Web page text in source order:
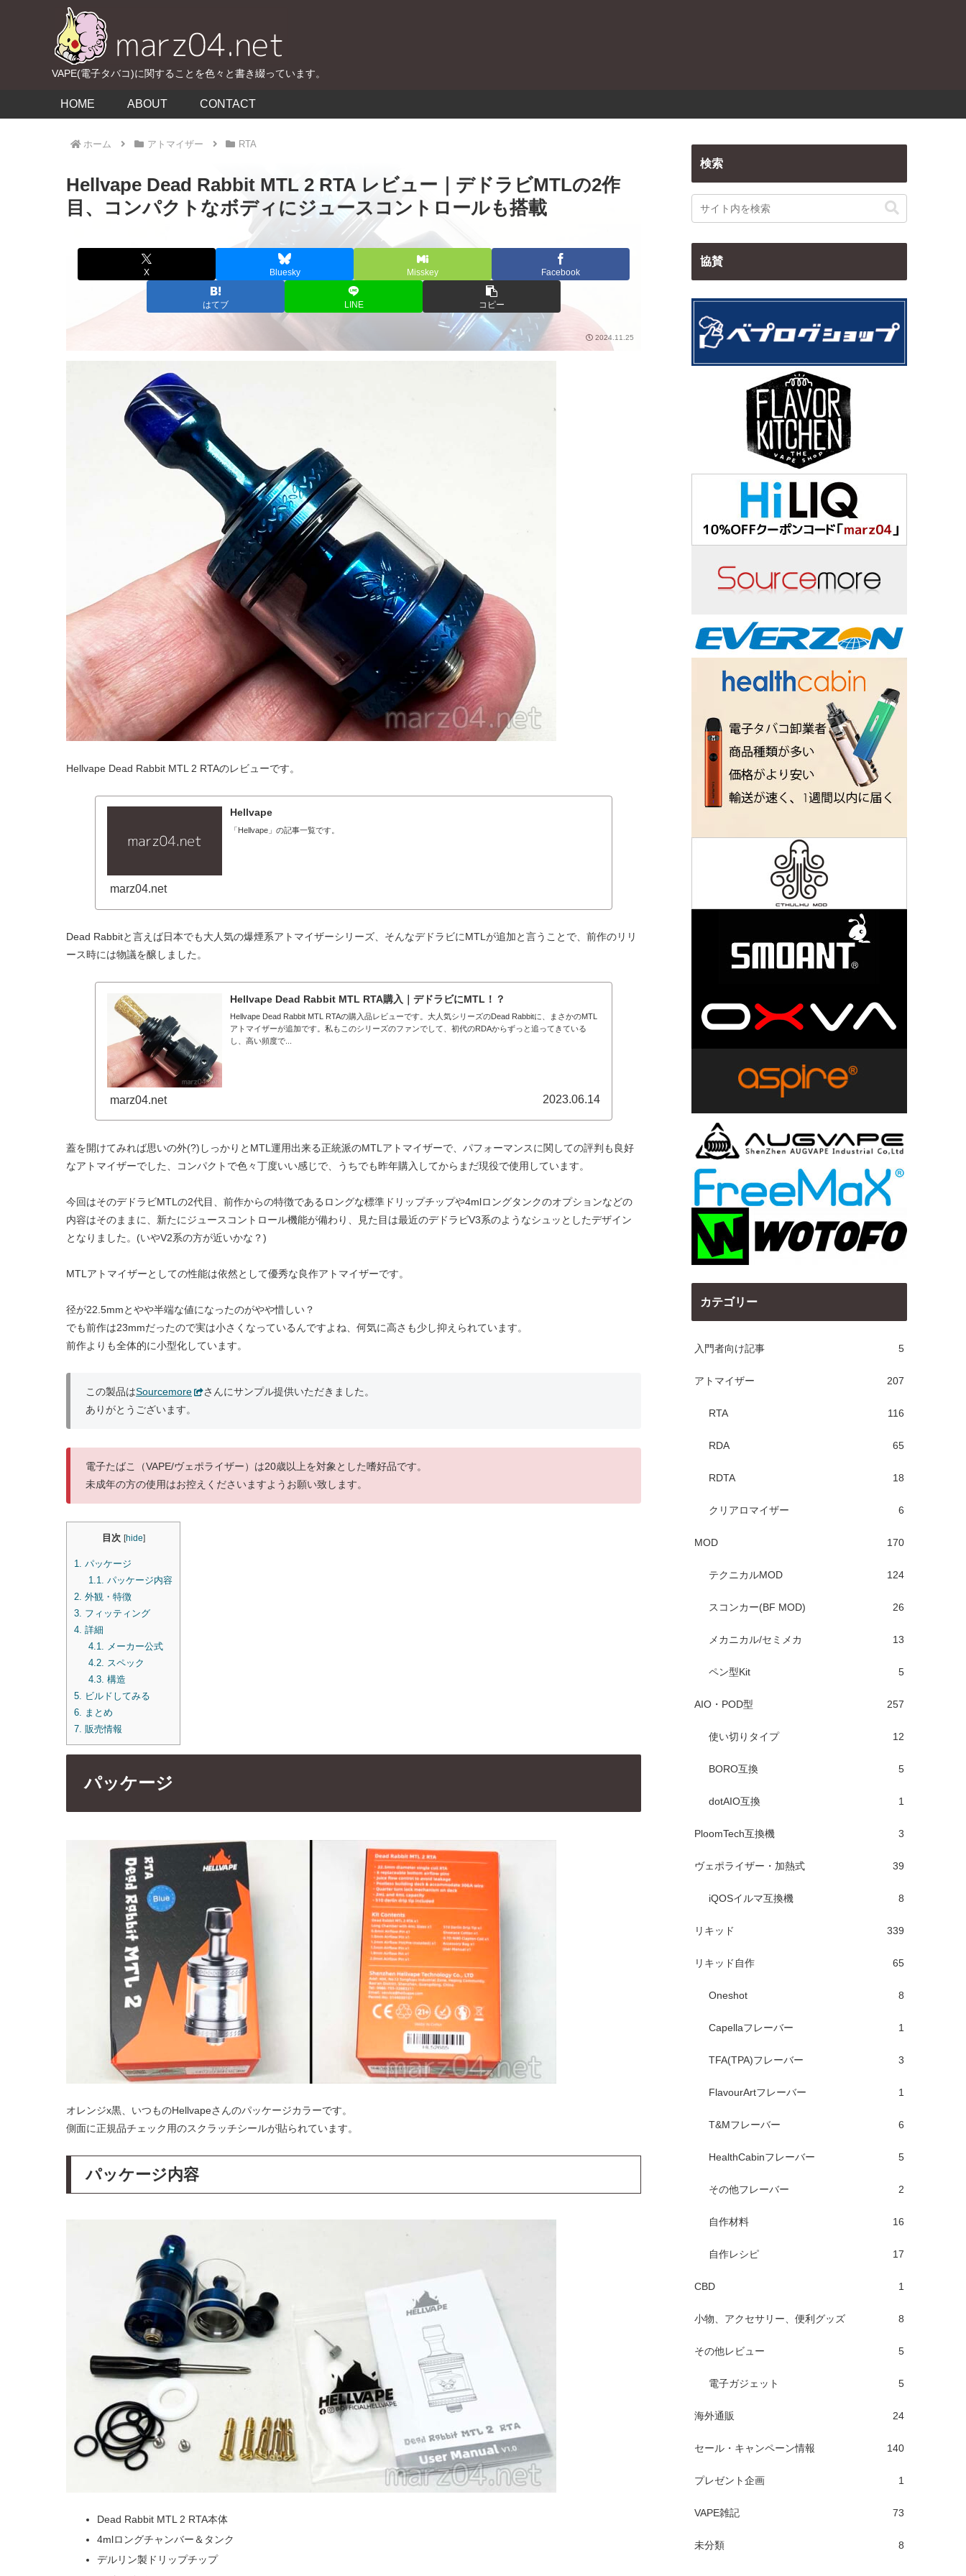
VAPE(電子タバコ)に関することを色々と書き綴っています。
HOME ABOUT CONTACT
ホーム アトマイザー RTA
Hellvape Dead Rabbit MTL 2 RTA レビュー｜デドラビMTLの2作
目、コンパクトなボディにジュースコントロールも搭載
X Bluesky Misskey Facebook
はてブ LINE コピー
2024.11.25
Hellvape Dead Rabbit MTL 2 RTAのレビューです。
Hellvape
「Hellvape」の記事一覧です。
marz04.net
Dead Rabbitと言えば日本でも大人気の爆煙系アトマイザーシリーズ、そんなデドラビにMTLが追加と言うことで、前作のリリ
ース時には物議を醸しました。
Hellvape Dead Rabbit MTL RTA購入｜デドラビにMTL！？
Hellvape Dead Rabbit MTL RTAの購入品レビューです。大人気シリーズのDead Rabbitに、まさかのMTL
アトマイザーが追加です。私もこのシリーズのファンでして、初代のRDAからずっと追ってきている
し、高い頻度で...
marz04.net 2023.06.14
蓋を開けてみれば思いの外(?)しっかりとMTL運用出来る正統派のMTLアトマイザーで、パフォーマンスに関しての評判も良好
なアトマイザーでした、コンパクトで色々丁度いい感じで、うちでも昨年購入してからまだ現役で使用しています。
今回はそのデドラビMTLの2代目、前作からの特徴であるロングな標準ドリップチップや4mlロングタンクのオプションなどの
内容はそのままに、新たにジュースコントロール機能が備わり、見た目は最近のデドラビV3系のようなシュッとしたデザイン
となりました。(いやV2系の方が近いかな？)
MTLアトマイザーとしての性能は依然として優秀な良作アトマイザーです。
径が22.5mmとやや半端な値になったのがやや惜しい？
でも前作は23mmだったので実は小さくなっているんですよね、何気に高さも少し抑えられています。
前作よりも全体的に小型化しています。
この製品はSourcemore
さんにサンプル提供いただきました。
ありがとうございます。
電子たばこ（VAPE/ヴェポライザー）は20歳以上を対象とした嗜好品です。
未成年の方の使用はお控えくださいますようお願い致します。
目次 [hide]
1. パッケージ
1.1. パッケージ内容
2. 外観・特徴
3. フィッティング
4. 詳細
4.1. メーカー公式
4.2. スペック
4.3. 構造
5. ビルドしてみる
6. まとめ
7. 販売情報
パッケージ
オレンジx黒、いつものHellvapeさんのパッケージカラーです。
側面に正規品チェック用のスクラッチシールが貼られています。
パッケージ内容
Dead Rabbit MTL 2 RTA本体
4mlロングチャンバー＆タンク
デルリン製ドリップチップ
検索
協賛
カテゴリー
入門者向け記事 5
アトマイザー 207
RTA 116
RDA 65
RDTA 18
クリアロマイザー 6
MOD 170
テクニカルMOD 124
スコンカー(BF MOD) 26
メカニカル/セミメカ 13
ペン型Kit 5
AIO・POD型 257
使い切りタイプ 12
BORO互換 5
dotAIO互換 1
PloomTech互換機 3
ヴェポライザー・加熱式 39
iQOSイルマ互換機 8
リキッド 339
リキッド自作 65
Oneshot 8
Capellaフレーバー 1
TFA(TPA)フレーバー 3
FlavourArtフレーバー 1
T&Mフレーバー 6
HealthCabinフレーバー 5
その他フレーバー 2
自作材料 16
自作レシピ 17
CBD 1
小物、アクセサリー、便利グッズ 8
その他レビュー 5
電子ガジェット 5
海外通販 24
セール・キャンペーン情報 140
プレゼント企画 1
VAPE雑記 73
未分類 8